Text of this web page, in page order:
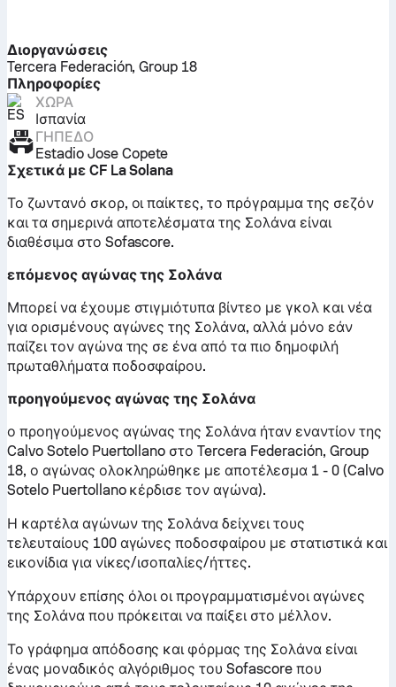
Διοργανώσεις
Tercera Federación, Group 18
Πληροφορίες
ΧΏΡΑ
Ισπανία
ΓΉΠΕΔΟ
Estadio Jose Copete
Σχετικά με CF La Solana
Το ζωντανό σκορ, οι παίκτες, το πρόγραμμα της σεζόν
και τα σημερινά αποτελέσματα της Σολάνα είναι
διαθέσιμα στο Sofascore.
επόμενος αγώνας της Σολάνα
Μπορεί να έχουμε στιγμιότυπα βίντεο με γκολ και νέα
για ορισμένους αγώνες της Σολάνα, αλλά μόνο εάν
παίζει τον αγώνα της σε ένα από τα πιο δημοφιλή
πρωταθλήματα ποδοσφαίρου.
προηγούμενος αγώνας της Σολάνα
ο προηγούμενος αγώνας της Σολάνα ήταν εναντίον της
Calvo Sotelo Puertollano στο Tercera Federación, Group
18, ο αγώνας ολοκληρώθηκε με αποτέλεσμα 1 - 0 (Calvo
Sotelo Puertollano κέρδισε τον αγώνα).
Η καρτέλα αγώνων της Σολάνα δείχνει τους
τελευταίους 100 αγώνες ποδοσφαίρου με στατιστικά και
εικονίδια για νίκες/ισοπαλίες/ήττες.
Υπάρχουν επίσης όλοι οι προγραμματισμένοι αγώνες
της Σολάνα που πρόκειται να παίξει στο μέλλον.
Το γράφημα απόδοσης και φόρμας της Σολάνα είναι
ένας μοναδικός αλγόριθμος του Sofascore που